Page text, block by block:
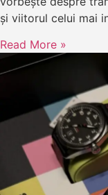
și viitorul celui mai
Read More »